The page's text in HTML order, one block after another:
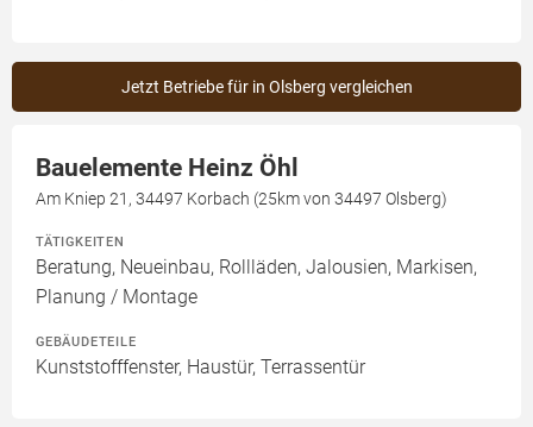
Jetzt Betriebe für in Olsberg vergleichen
Bauelemente Heinz Öhl
Am Kniep 21, 34497 Korbach (25km von 34497 Olsberg)
TÄTIGKEITEN
Beratung, Neueinbau, Rollläden, Jalousien, Markisen,
Planung / Montage
GEBÄUDETEILE
Kunststofffenster, Haustür, Terrassentür